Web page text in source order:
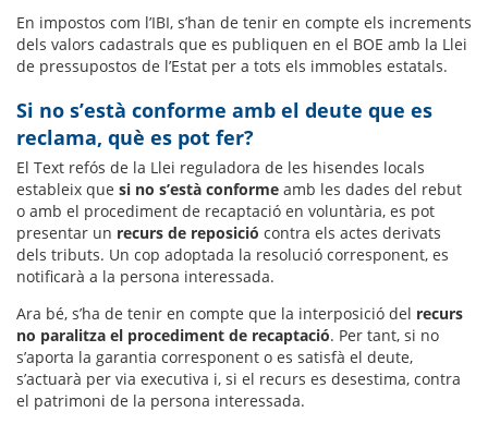
En impostos com l’IBI, s’han de tenir en compte els increments
dels valors cadastrals que es publiquen en el BOE amb la Llei
de pressupostos de l’Estat per a tots els immobles estatals.
Si no s’està conforme amb el deute que es
reclama, què es pot fer?
El Text refós de la Llei reguladora de les hisendes locals
estableix que si no s’està conforme amb les dades del rebut
o amb el procediment de recaptació en voluntària, es pot
presentar un recurs de reposició contra els actes derivats
dels tributs. Un cop adoptada la resolució corresponent, es
notificarà a la persona interessada.
Ara bé, s’ha de tenir en compte que la interposició del recurs
no paralitza el procediment de recaptació. Per tant, si no
s’aporta la garantia corresponent o es satisfà el deute,
s’actuarà per via executiva i, si el recurs es desestima, contra
el patrimoni de la persona interessada.